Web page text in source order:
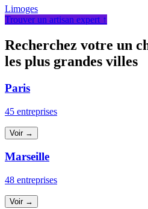
Limoges
Trouver un artisan expert ↑
Recherchez votre un
les plus grandes villes
Paris
45 entreprises
Voir →
Marseille
48 entreprises
Voir →